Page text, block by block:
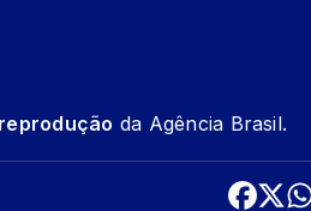
da Agência Brasil.